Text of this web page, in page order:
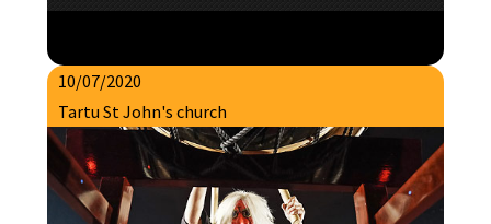
10/07/2020
Tartu St John's church